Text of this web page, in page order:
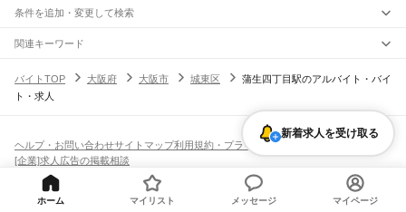
条件を追加・変更して検索
市区町村を追加・変更
大阪府すべて
大阪市
浪速区西淀川区東淀川区東成区
西成区 淀川区鶴見区 住之江区
平野区北区中央区
堺市すべて
堺区
北区
岸和田市 池田市吹田市 高槻市貝塚市守口市 茨木市
駅を追加・変更
千里丘駅 岸辺駅
JR神戸線(大阪～神戸)
大阪駅
大和路線
職種を追加・変更
飲食・フードサービスすべて
ホールスタッフキッチンスタッフ 精肉・鮮魚加工給食調理
パン屋（ベーカリー）
フードカウンター販売員
バー（BAR）・バーテンダー
飲食店補助（開店・閉店準備）
飲食店（店長・マネージャー）
営業・販売
人気
日払いOK
学生歓迎 髪型・髪色自由
ネイルOK
ピアスOK
オープニングスタッフ
留学生・外国人活躍中
勤務期間
雇用形態を追加・変更
アルバイト・パート
正社員
都道府県を変更
関連キーワード
バイトTOP
大阪府 大阪市 城東区
蒲生四丁目駅のアルバイト・バイ
ト・求人
新着求人を受け取る
ヘルプ・お問い合わせサイトマップ利用規約・プライバシーポリシー
[企業]求人広告の掲載相談
ホーム マイリスト メッセージ マイページ